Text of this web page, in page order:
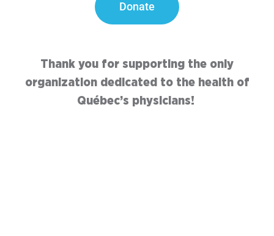
Donate
Thank you for supporting the only
organization dedicated to the health of
Québec’s physicians!